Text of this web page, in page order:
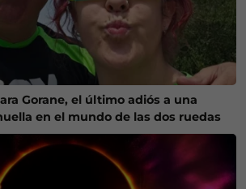
Gorane, el último adiós a una
en el mundo de las dos ruedas